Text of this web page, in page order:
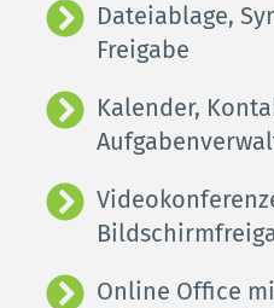
Dateiablage,
Freigabe
Kalender,
Online Office